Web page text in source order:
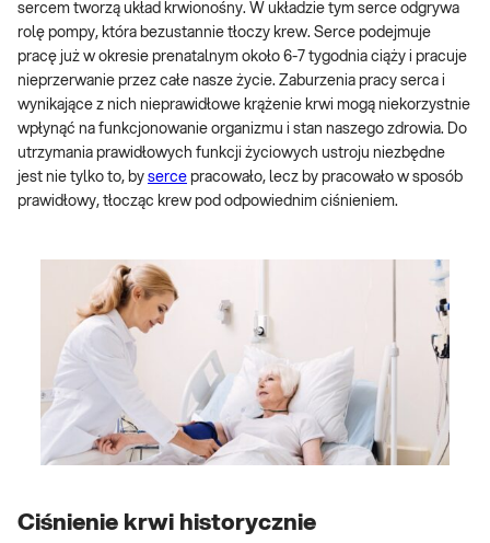
sercem tworzą układ krwionośny. W układzie tym serce odgrywa
rolę pompy, która bezustannie tłoczy krew. Serce podejmuje
pracę już w okresie prenatalnym około 6-7 tygodnia ciąży i pracuje
nieprzerwanie przez całe nasze życie. Zaburzenia pracy serca i
wynikające z nich nieprawidłowe krążenie krwi mogą niekorzystnie
wpłynąć na funkcjonowanie organizmu i stan naszego zdrowia. Do
utrzymania prawidłowych funkcji życiowych ustroju niezbędne
jest nie tylko to, by serce pracowało, lecz by pracowało w sposób
prawidłowy, tłocząc krew pod odpowiednim ciśnieniem.
Ciśnienie krwi historycznie